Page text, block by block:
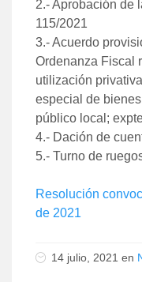
2.- Aprobación de
115/2021
3.- Acuerdo
Ordenanza Fiscal
utilización
especial de
público local;
4.- Dación de
5.- Turno de
Resolución
de 2021
14 julio, 2021 en